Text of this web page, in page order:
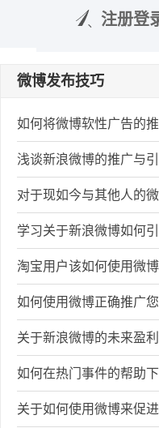
注册登
微博发布技巧
浅谈新浪微博的推广与
学习关于新浪微博如何
淘宝用户该如何使用微
如何使用微博正确推广
关于如何使用微博来促